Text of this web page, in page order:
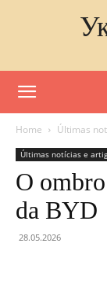
Home Últimas
Últimas notícias e
O
da BYD
28.05.2026